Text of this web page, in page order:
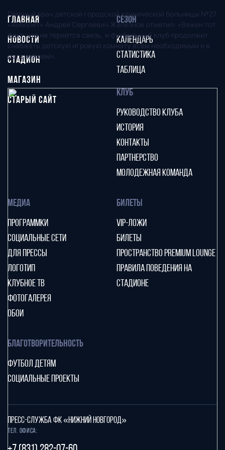
Главный врач детской городской клинической больницы №27
«Айболит» Андрей Сергеевич Железнов отметил: «Важен тот
факт, что не теряется связь, и футбольный клуб продолжит
снабжать детскую игровую комнату всем необходимым и в
дальнейшем».
ГЛАВНАЯ
НОВОСТИ
СТАДИОН
МАГАЗИН
СТАРЫЙ САЙТ
СЕЗОН
КАЛЕНДАРЬ
СТАТИСТИКА
ТАБЛИЦА
КЛУБ
РУКОВОДСТВО КЛУБА
ИСТОРИЯ
КОНТАКТЫ
ПАРТНЕРСТВО
МОЛОДЕЖНАЯ КОМАНДА
МЕДИА
ПРОГРАММКИ
СОЦИАЛЬНЫЕ СЕТИ
ДЛЯ ПРЕССЫ
ЛОГОТИП
КЛУБНОЕ ТВ
ФОТОГАЛЕРЕЯ
ОБОИ
БИЛЕТЫ
VIP-ЛОЖИ
БИЛЕТЫ
ПРОСТРАНСТВО PREMIUM LOUNGE
ПРАВИЛА ПОВЕДЕНИЯ НА
СТАДИОНЕ
БЛАГОТВОРИТЕЛЬНОСТЬ
ФУТБОЛ ДЕТЯМ
СОЦИАЛЬНЫЕ ПРОЕКТЫ
ПРЕСС-СЛУЖБА ФК «НИЖНИЙ НОВГОРОД»
Тел. офиса: